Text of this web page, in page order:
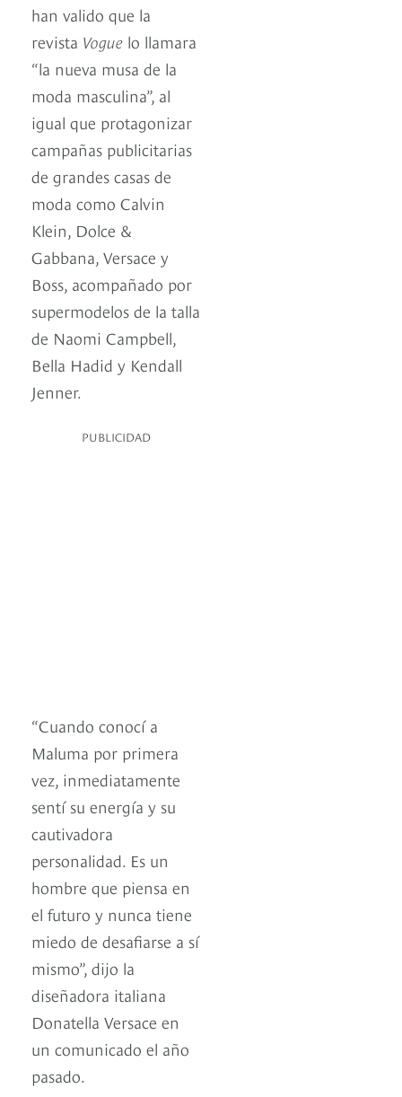
han valido que la
revista Vogue lo llamara
“la nueva musa de la
moda masculina”, al
igual que protagonizar
campañas publicitarias
de grandes casas de
moda como Calvin
Klein, Dolce &
Gabbana, Versace y
Boss, acompañado por
supermodelos de la talla
de Naomi Campbell,
Bella Hadid y Kendall
Jenner.
PUBLICIDAD
“Cuando conocí a
Maluma por primera
vez, inmediatamente
sentí su energía y su
cautivadora
personalidad. Es un
hombre que piensa en
el futuro y nunca tiene
miedo de desafiarse a sí
mismo”, dijo la
diseñadora italiana
Donatella Versace en
un comunicado el año
pasado.